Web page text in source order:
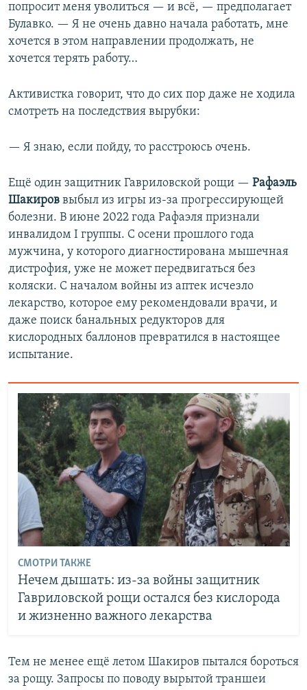
попросит меня уволиться — и всё, — предполагает
Булавко. — Я не очень давно начала работать, мне
хочется в этом направлении продолжать, не
хочется терять работу…
Активистка говорит, что до сих пор даже не ходила
смотреть на последствия вырубки:
— Я знаю, если пойду, то расстроюсь очень.
Ещё один защитник Гавриловской рощи — Рафаэль
Шакиров выбыл из игры из-за прогрессирующей
болезни. В июне 2022 года Рафаэля признали
инвалидом I группы. С осени прошлого года
мужчина, у которого диагностирована мышечная
дистрофия, уже не может передвигаться без
коляски. С началом войны из аптек исчезло
лекарство, которое ему рекомендовали врачи, и
даже поиск банальных редукторов для
кислородных баллонов превратился в настоящее
испытание.
СМОТРИ ТАКЖЕ
Нечем дышать: из-за войны защитник
Гавриловской рощи остался без кислорода
и жизненно важного лекарства
Тем не менее ещё летом Шакиров пытался бороться
за рощу. Запросы по поводу вырытой траншеи